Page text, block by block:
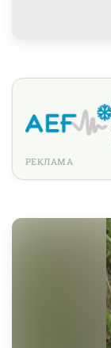
РЕКЛАМА